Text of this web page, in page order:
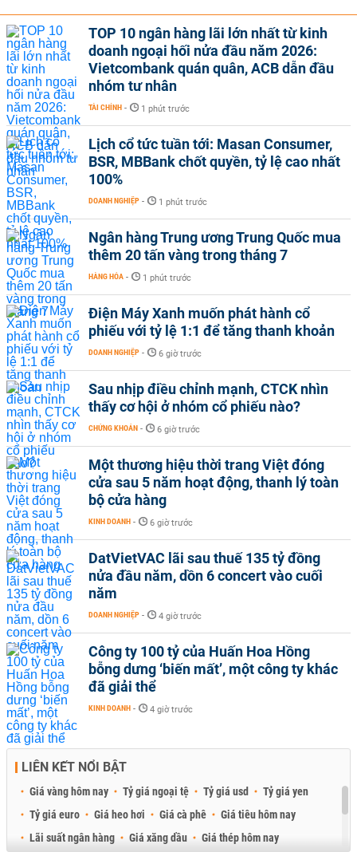
TOP 10 ngân hàng lãi lớn nhất từ kinh
doanh ngoại hối nửa đầu năm 2026:
Vietcombank quán quân, ACB dẫn đầu
nhóm tư nhân
TÀI CHÍNH - 1 phút trước
Lịch cổ tức tuần tới: Masan Consumer,
BSR, MBBank chốt quyền, tỷ lệ cao nhất
100%
DOANH NGHIỆP - 1 phút trước
Ngân hàng Trung ương Trung Quốc mua
thêm 20 tấn vàng trong tháng 7
HÀNG HÓA - 1 phút trước
Điện Máy Xanh muốn phát hành cổ
phiếu với tỷ lệ 1:1 để tăng thanh khoản
DOANH NGHIỆP - 6 giờ trước
Sau nhịp điều chỉnh mạnh, CTCK nhìn
thấy cơ hội ở nhóm cổ phiếu nào?
CHỨNG KHOÁN - 6 giờ trước
Một thương hiệu thời trang Việt đóng
cửa sau 5 năm hoạt động, thanh lý toàn
bộ cửa hàng
KINH DOANH - 6 giờ trước
DatVietVAC lãi sau thuế 135 tỷ đồng
nửa đầu năm, dồn 6 concert vào cuối
năm
DOANH NGHIỆP - 4 giờ trước
Công ty 100 tỷ của Huấn Hoa Hồng
bỗng dưng ‘biến mất’, một công ty khác
đã giải thể
KINH DOANH - 4 giờ trước
LIÊN KẾT NỔI BẬT
Giá vàng hôm nay Tỷ giá ngoại tệ Tỷ giá usd
Tỷ giá yen
Tỷ giá euro
Giá heo hơi Giá cà phê
Giá tiêu hôm nay
Lãi suất ngân hàng
Giá xăng dầu Giá thép hôm nay